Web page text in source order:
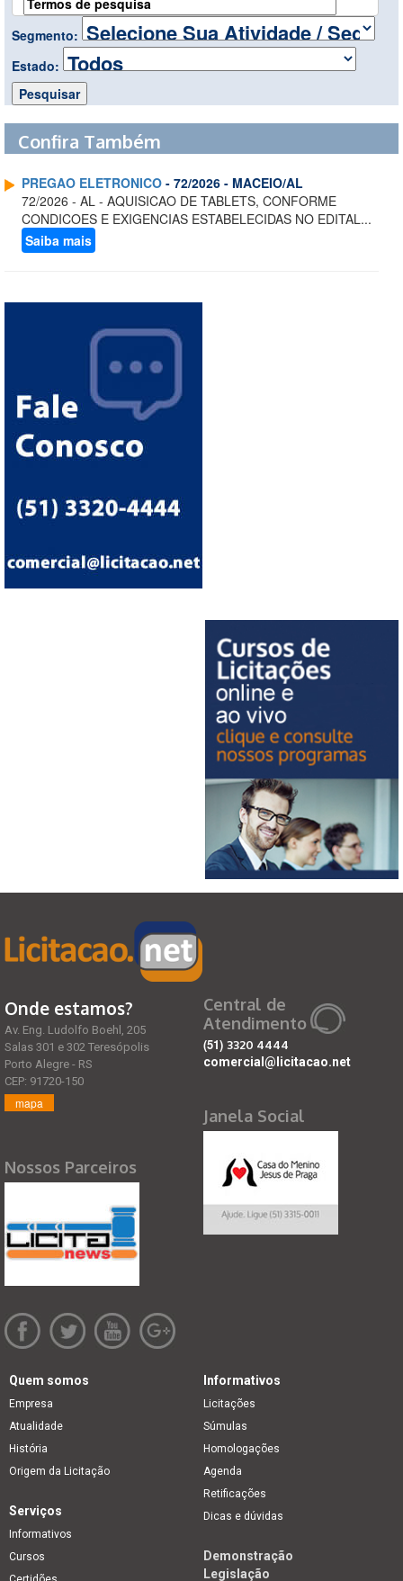
Segmento:
Estado:
Confira Também
PREGAO ELETRONICO - 72/2026 - MACEIO/AL
72/2026 - AL - AQUISICAO DE TABLETS, CONFORME
CONDICOES E EXIGENCIAS ESTABELECIDAS NO EDITAL...
Saiba mais
Onde estamos?
Av. Eng. Ludolfo Boehl, 205
Salas 301 e 302 Teresópolis
Porto Alegre - RS
CEP: 91720-150
mapa
Nossos Parceiros
Central de
Atendimento
(51) 3320 4444
comercial@licitacao.net
Janela Social
Quem somos
Empresa
Atualidade
História
Origem da Licitação
Informativos
Licitações
Súmulas
Homologações
Agenda
Retificações
Dicas e dúvidas
Serviços
Informativos
Cursos
Demonstração
Legislação